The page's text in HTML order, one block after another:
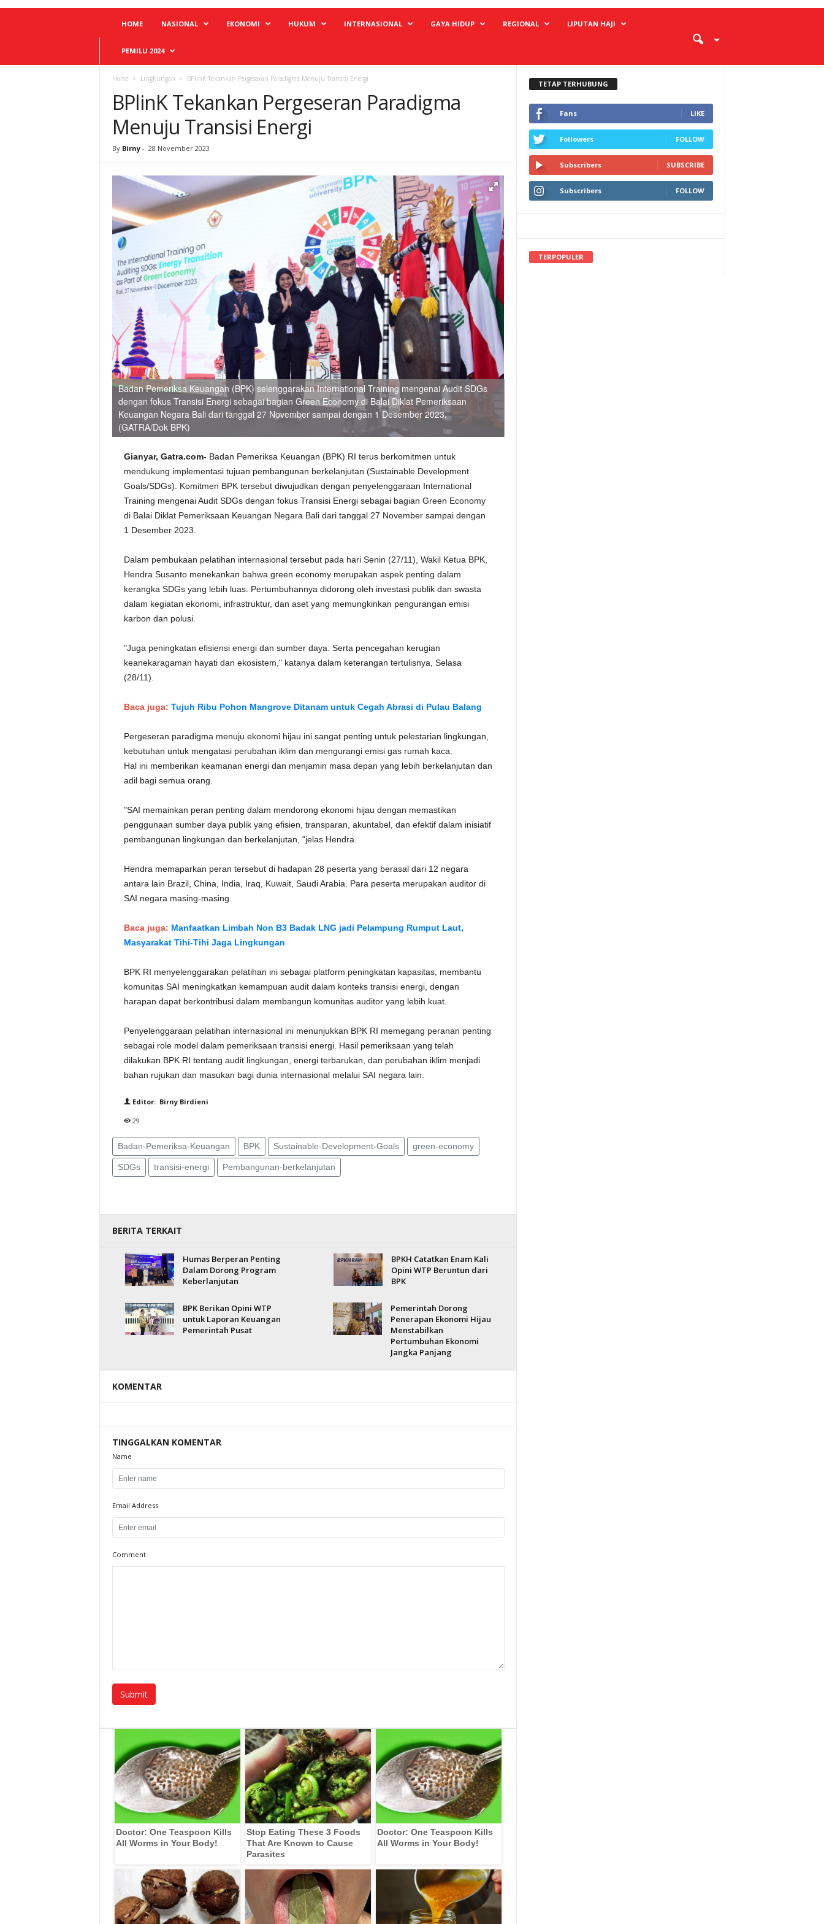
HOME NASIONAL EKONOMI HUKUM INTERNASIONAL GAYA HIDUP REGIONAL LIPUTAN HAJI
PEMILU 2024
Home Lingkungan BPlinK Tekankan Pergeseran Paradigma Menuju Transisi Energi
BPlinK Tekankan Pergeseran Paradigma
Menuju Transisi Energi
By Birny - 28 November 2023
Badan Pemeriksa Keuangan (BPK) selenggarakan International Training mengenai Audit SDGs
dengan fokus Transisi Energi sebagai bagian Green Economy di Balai Diklat Pemeriksaan
Keuangan Negara Bali dari tanggal 27 November sampai dengan 1 Desember 2023.
(GATRA/Dok BPK)
Gianyar, Gatra.com-Badan Pemeriksa Keuangan (BPK) RI terus berkomitmen untuk
mendukung implementasi tujuan pembangunan berkelanjutan (Sustainable Development
Goals/SDGs). Komitmen BPK tersebut diwujudkan dengan penyelenggaraan International
Training mengenai Audit SDGs dengan fokus Transisi Energi sebagai bagian Green Economy
di Balai Diklat Pemeriksaan Keuangan Negara Bali dari tanggal 27 November sampai dengan
1 Desember 2023.
Dalam pembukaan pelatihan internasional tersebut pada hari Senin (27/11), Wakil Ketua BPK,
Hendra Susanto menekankan bahwa green economy merupakan aspek penting dalam
kerangka SDGs yang lebih luas. Pertumbuhannya didorong oleh investasi publik dan swasta
dalam kegiatan ekonomi, infrastruktur, dan aset yang memungkinkan pengurangan emisi
karbon dan polusi.
"Juga peningkatan efisiensi energi dan sumber daya. Serta pencegahan kerugian
keanekaragaman hayati dan ekosistem," katanya dalam keterangan tertulisnya, Selasa
(28/11).
Baca juga: Tujuh Ribu Pohon Mangrove Ditanam untuk Cegah Abrasi di Pulau Balang
Pergeseran paradigma menuju ekonomi hijau ini sangat penting untuk pelestarian lingkungan,
kebutuhan untuk mengatasi perubahan iklim dan mengurangi emisi gas rumah kaca.
Hal ini memberikan keamanan energi dan menjamin masa depan yang lebih berkelanjutan dan
adil bagi semua orang.
"SAI memainkan peran penting dalam mendorong ekonomi hijau dengan memastikan
penggunaan sumber daya publik yang efisien, transparan, akuntabel, dan efektif dalam inisiatif
pembangunan lingkungan dan berkelanjutan, "jelas Hendra.
Hendra memaparkan peran tersebut di hadapan 28 peserta yang berasal dari 12 negara
antara lain Brazil, China, India, Iraq, Kuwait, Saudi Arabia. Para peserta merupakan auditor di
SAI negara masing-masing.
Baca juga: Manfaatkan Limbah Non B3 Badak LNG jadi Pelampung Rumput Laut,
Masyarakat Tihi-Tihi Jaga Lingkungan
BPK RI menyelenggarakan pelatihan ini sebagai platform peningkatan kapasitas, membantu
komunitas SAI meningkatkan kemampuan audit dalam konteks transisi energi, dengan
harapan dapat berkontribusi dalam membangun komunitas auditor yang lebih kuat.
Penyelenggaraan pelatihan internasional ini menunjukkan BPK RI memegang peranan penting
sebagai role model dalam pemeriksaan transisi energi. Hasil pemeriksaan yang telah
dilakukan BPK RI tentang audit lingkungan, energi terbarukan, dan perubahan iklim menjadi
bahan rujukan dan masukan bagi dunia internasional melalui SAI negara lain.
Editor: Birny Birdieni
29
Badan-Pemeriksa-Keuangan BPK Sustainable-Development-Goals green-economy
SDGs transisi-energi Pembangunan-berkelanjutan
BERITA TERKAIT
Humas Berperan Penting
Dalam Dorong Program
Keberlanjutan
BPKH Catatkan Enam Kali
Opini WTP Beruntun dari
BPK
BPK Berikan Opini WTP
untuk Laporan Keuangan
Pemerintah Pusat
Pemerintah Dorong
Penerapan Ekonomi Hijau
Menstabilkan
Pertumbuhan Ekonomi
Jangka Panjang
KOMENTAR
TINGGALKAN KOMENTAR
Name
Email Address
Comment
Doctor: One Teaspoon Kills
All Worms in Your Body!
Stop Eating These 3 Foods
That Are Known to Cause
Parasites
Doctor: One Teaspoon Kills
All Worms in Your Body!
TETAP TERHUBUNG
Fans LIKE
Followers FOLLOW
Subscribers SUBSCRIBE
Subscribers FOLLOW